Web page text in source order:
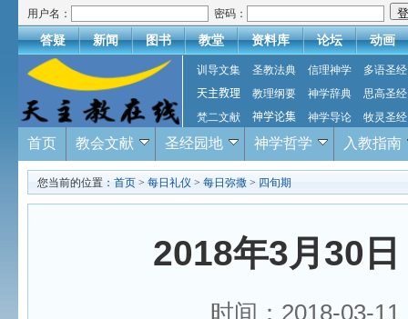
用户名： 密码：
答疑 新闻 图书 教堂 资料库 论坛 动画
训导文集 圣教法典 信理神学
多语圣经
天主教理
教理纲要 神学辞典
思高圣经
梵二文献
神学论集 神学导论 牧灵圣经
首页 教会文献 圣经园地 神学哲学 入教指南
您当前的位置： 首页 > 每日礼仪 > 每日弥撒 > 四旬期
2018年3月30
时间：2018-03-